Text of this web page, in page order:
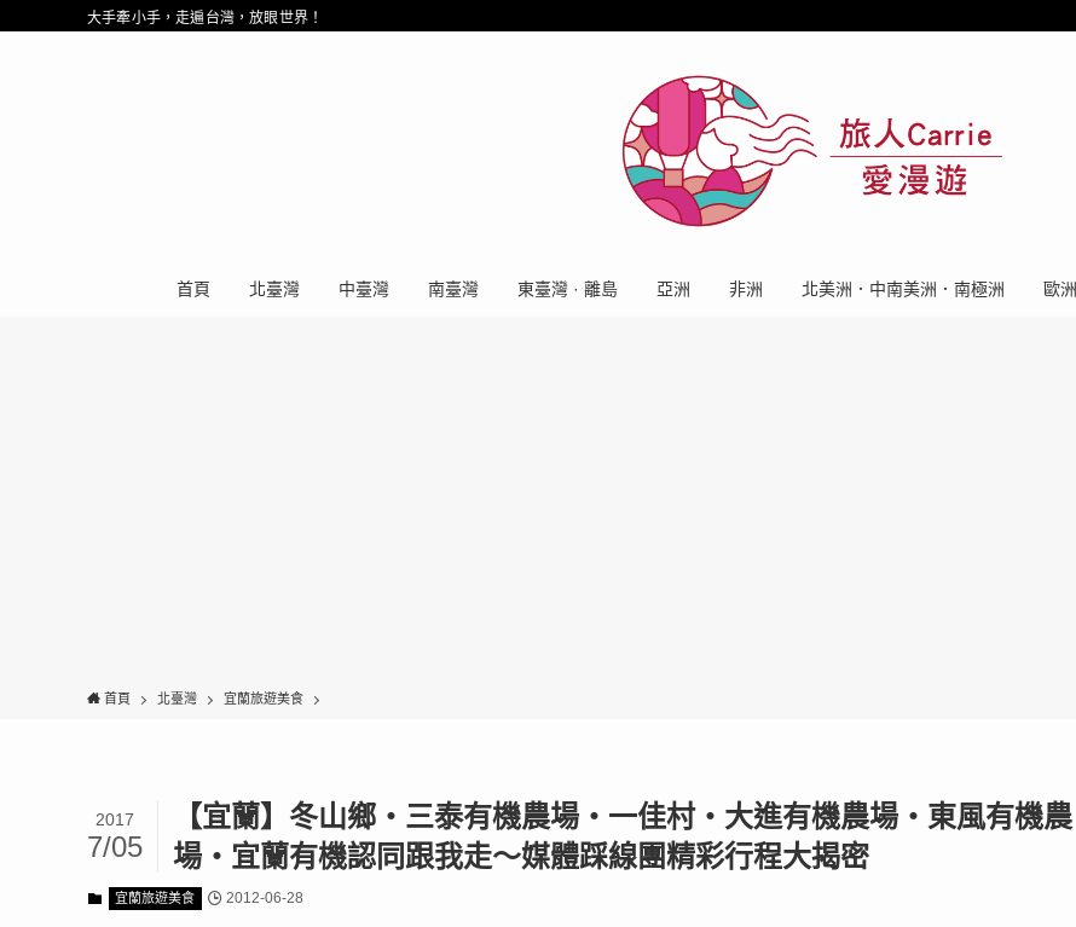
大手牽小手，走遍台灣，放眼世界！
首頁 北臺灣 中臺灣 南臺灣 東臺灣 · 離島 亞洲 非洲 北美洲．中南美洲．南極洲 歐洲
首頁 北臺灣 宜蘭旅遊美食
【宜蘭】冬山鄉‧三泰有機農場‧一佳村‧大進有機農場‧東風有機農
場‧宜蘭有機認同跟我走～媒體踩線團精彩行程大揭密
2017
7/05
宜蘭旅遊美食 2012-06-28